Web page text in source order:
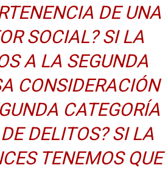
DE UNA
SOCIAL? SI LA
A LA SEGUNDA
CONSIDERACIÓN
CATEGORÍA
DELITOS? SI LA
TENEMOS QUE